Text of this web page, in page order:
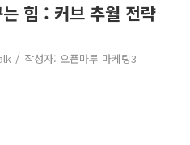
힘 : 커브 추월 전략
/ 작성자: 오픈마루 마케팅3